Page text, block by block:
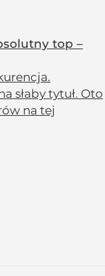
top –
słaby tytuł. Oto
na tej